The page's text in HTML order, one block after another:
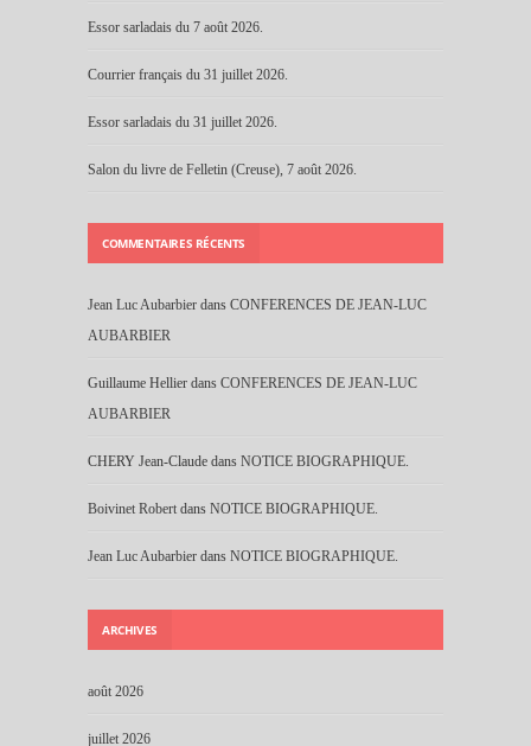
Essor sarladais du 7 août 2026.
Courrier français du 31 juillet 2026.
Essor sarladais du 31 juillet 2026.
Salon du livre de Felletin (Creuse), 7 août 2026.
COMMENTAIRES RÉCENTS
Jean Luc Aubarbier dans CONFERENCES DE JEAN-LUC
AUBARBIER
Guillaume Hellier dans CONFERENCES DE JEAN-LUC
AUBARBIER
CHERY Jean-Claude dans NOTICE BIOGRAPHIQUE.
Boivinet Robert dans NOTICE BIOGRAPHIQUE.
Jean Luc Aubarbier dans NOTICE BIOGRAPHIQUE.
ARCHIVES
août 2026
juillet 2026